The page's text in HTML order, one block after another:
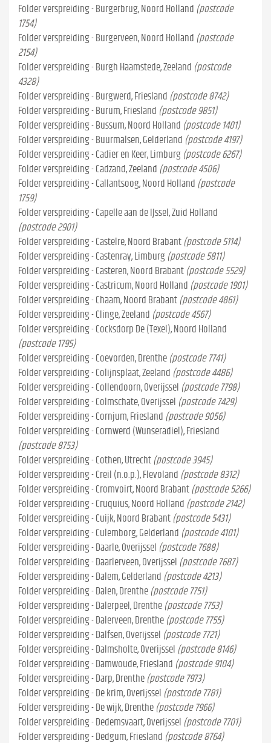
Folder verspreiding - Burgerbrug, Noord Holland (postcode
1754)
Folder verspreiding - Burgerveen, Noord Holland (postcode
2154)
Folder verspreiding - Burgh Haamstede, Zeeland (postcode
4328)
Folder verspreiding - Burgwerd, Friesland (postcode 8742)
Folder verspreiding - Burum, Friesland (postcode 9851)
Folder verspreiding - Bussum, Noord Holland (postcode 1401)
Folder verspreiding - Buurmalsen, Gelderland (postcode 4197)
Folder verspreiding - Cadier en Keer, Limburg (postcode 6267)
Folder verspreiding - Cadzand, Zeeland (postcode 4506)
Folder verspreiding - Callantsoog, Noord Holland (postcode
1759)
Folder verspreiding - Capelle aan de IJssel, Zuid Holland
(postcode 2901)
Folder verspreiding - Castelre, Noord Brabant (postcode 5114)
Folder verspreiding - Castenray, Limburg (postcode 5811)
Folder verspreiding - Casteren, Noord Brabant (postcode 5529)
Folder verspreiding - Castricum, Noord Holland (postcode 1901)
Folder verspreiding - Chaam, Noord Brabant (postcode 4861)
Folder verspreiding - Clinge, Zeeland (postcode 4567)
Folder verspreiding - Cocksdorp De (Texel), Noord Holland
(postcode 1795)
Folder verspreiding - Coevorden, Drenthe (postcode 7741)
Folder verspreiding - Colijnsplaat, Zeeland (postcode 4486)
Folder verspreiding - Collendoorn, Overijssel (postcode 7798)
Folder verspreiding - Colmschate, Overijssel (postcode 7429)
Folder verspreiding - Cornjum, Friesland (postcode 9056)
Folder verspreiding - Cornwerd (Wunseradiel), Friesland
(postcode 8753)
Folder verspreiding - Cothen, Utrecht (postcode 3945)
Folder verspreiding - Creil (n.o.p.), Flevoland (postcode 8312)
Folder verspreiding - Cromvoirt, Noord Brabant (postcode 5266)
Folder verspreiding - Cruquius, Noord Holland (postcode 2142)
Folder verspreiding - Cuijk, Noord Brabant (postcode 5431)
Folder verspreiding - Culemborg, Gelderland (postcode 4101)
Folder verspreiding - Daarle, Overijssel (postcode 7688)
Folder verspreiding - Daarlerveen, Overijssel (postcode 7687)
Folder verspreiding - Dalem, Gelderland (postcode 4213)
Folder verspreiding - Dalen, Drenthe (postcode 7751)
Folder verspreiding - Dalerpeel, Drenthe (postcode 7753)
Folder verspreiding - Dalerveen, Drenthe (postcode 7755)
Folder verspreiding - Dalfsen, Overijssel (postcode 7721)
Folder verspreiding - Dalmsholte, Overijssel (postcode 8146)
Folder verspreiding - Damwoude, Friesland (postcode 9104)
Folder verspreiding - Darp, Drenthe (postcode 7973)
Folder verspreiding - De krim, Overijssel (postcode 7781)
Folder verspreiding - De wijk, Drenthe (postcode 7966)
Folder verspreiding - Dedemsvaart, Overijssel (postcode 7701)
Folder verspreiding - Dedgum, Friesland (postcode 8764)